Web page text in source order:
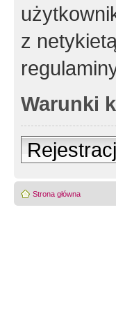
z
Warunki
Strona główna